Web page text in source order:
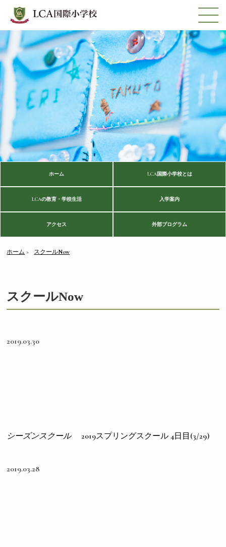
ホーム LCA国際小学校とは
LCAの教育・学校生活 入学案内
アクセス 外部プログラム
ホーム スクールNow
スクールNow
2019.03.30
シーズンスクール 2019スプリングスクール 4日目(3/29)
2019.03.28